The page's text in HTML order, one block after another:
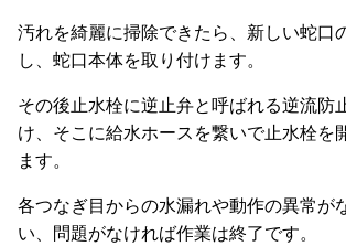
汚れを綺麗に掃除できたら、新しい蛇口
し、蛇口本体を取り付けます。
その後止水栓に逆止弁と呼ばれる逆流防
け、そこに給水ホースを繋いで止水栓を
ます。
各つなぎ目からの水漏れや動作の異常が
い、問題がなければ作業は終了です。